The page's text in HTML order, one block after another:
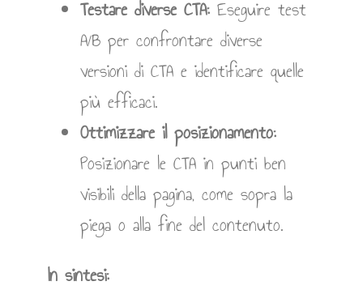
Testare diverse CTA: Eseguire test
A/B per confrontare diverse
versioni di CTA e identificare quelle
più efficaci.
Ottimizzare il posizionamento:
Posizionare le CTA in punti ben
visibili della pagina, come sopra la
piega o alla fine del contenuto.
In sintesi: